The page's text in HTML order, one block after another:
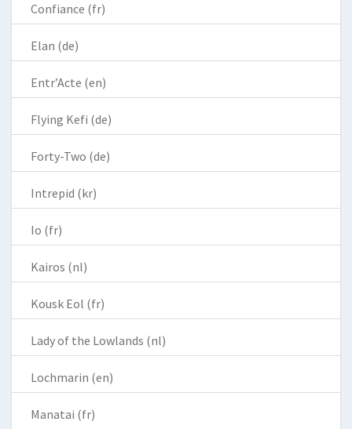
Confiance (fr)
Elan (de)
Entr’Acte (en)
Flying Kefi (de)
Forty-Two (de)
Intrepid (kr)
Io (fr)
Kairos (nl)
Kousk Eol (fr)
Lady of the Lowlands (nl)
Lochmarin (en)
Manatai (fr)